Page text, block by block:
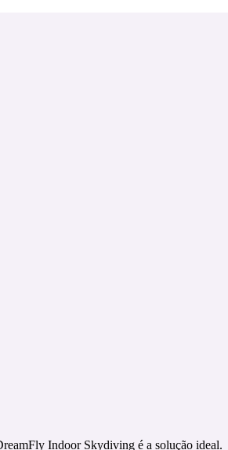
Indoor Skydiving é a solução ideal.